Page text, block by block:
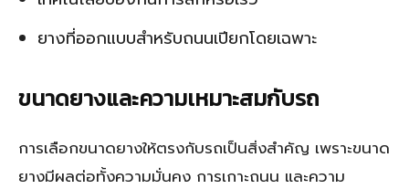
ยางที่ออกแบบสำหรับถนนเปียกโดยเฉพาะ
ขนาดยางและความเหมาะสมกับรถ
การเลือกขนาดยางให้ตรงกับรถเป็นสิ่งสำคัญ เพราะขนาด
ยางมีผลต่อทั้งความมั่นคง การเกาะถนน และความ